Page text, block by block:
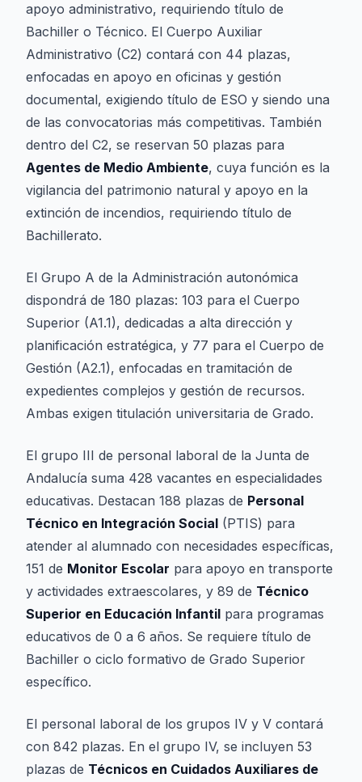
apoyo administrativo, requiriendo título de
Bachiller o Técnico. El Cuerpo Auxiliar
Administrativo (C2) contará con 44 plazas,
enfocadas en apoyo en oficinas y gestión
documental, exigiendo título de ESO y siendo una
de las convocatorias más competitivas. También
dentro del C2, se reservan 50 plazas para
Agentes de Medio Ambiente, cuya función es la
vigilancia del patrimonio natural y apoyo en la
extinción de incendios, requiriendo título de
Bachillerato.
El Grupo A de la Administración autonómica
dispondrá de 180 plazas: 103 para el Cuerpo
Superior (A1.1), dedicadas a alta dirección y
planificación estratégica, y 77 para el Cuerpo de
Gestión (A2.1), enfocadas en tramitación de
expedientes complejos y gestión de recursos.
Ambas exigen titulación universitaria de Grado.
El grupo III de personal laboral de la Junta de
Andalucía suma 428 vacantes en especialidades
educativas. Destacan 188 plazas de Personal
Técnico en Integración Social (PTIS) para
atender al alumnado con necesidades específicas,
151 de Monitor Escolar para apoyo en transporte
y actividades extraescolares, y 89 de Técnico
Superior en Educación Infantil para programas
educativos de 0 a 6 años. Se requiere título de
Bachiller o ciclo formativo de Grado Superior
específico.
El personal laboral de los grupos IV y V contará
con 842 plazas. En el grupo IV, se incluyen 53
plazas de Técnicos en Cuidados Auxiliares de